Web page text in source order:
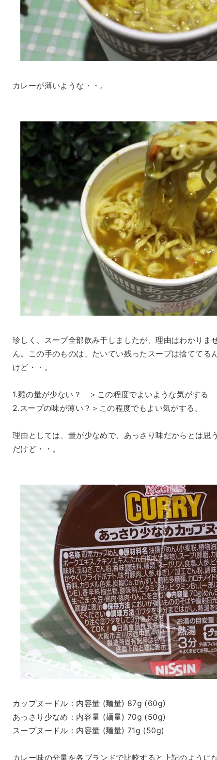
カレーが薄いような・・。
珍しく、スープ全部飲み干しましたが、理由はわかりま
ん。この手のものは、たいてい残ったスープは捨ててる
けど・・。
1.麺の量が少ない？ ＞この程度でよいような気がする
2.スープの味が薄い？＞この程度でもよい気がする。
理由としては、量が少なめで、あっさり味だからとは思
だけど・・。
カップヌードル：内容量 (麺量) 87g (60g)
あっさり少なめ：内容量 (麺量) 70g (50g)
スープヌードル：内容量 (麺量) 71g (50g)
カレー味の分量を各ブランドで比較すると上記のように